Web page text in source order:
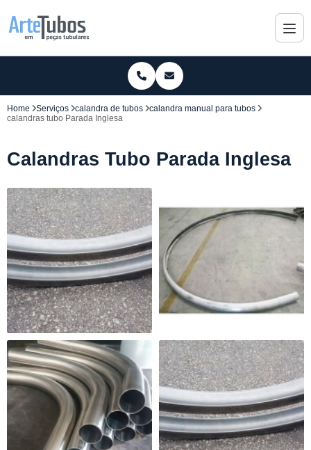
Home Serviços calandra de tubos
calandra manual para tubos
calandras tubo Parada Inglesa
Calandras Tubo Parada Inglesa